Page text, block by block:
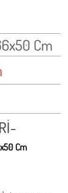
Cm
Cm